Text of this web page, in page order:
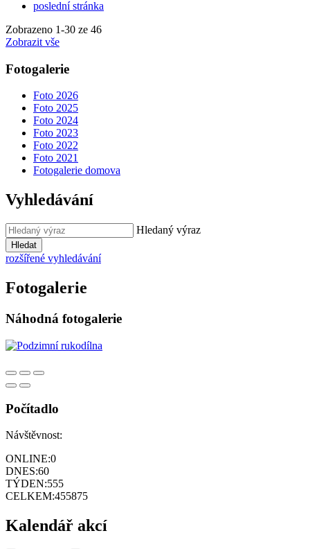
poslední stránka
Zobrazeno 1-30 ze 46
Zobrazit vše
Fotogalerie
Foto 2026
Foto 2025
Foto 2024
Foto 2023
Foto 2022
Foto 2021
Fotogalerie domova
Vyhledávání
Hledaný výraz
Hledat
rozšířené vyhledávání
Fotogalerie
Náhodná fotogalerie
Počítadlo
Návštěvnost:
ONLINE:0
DNES:60
TÝDEN:555
CELKEM:455875
Kalendář akcí